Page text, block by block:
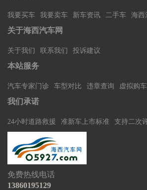
我要买车 我要卖车 新车资讯 二手车 海西
关于海西汽车网
关于我们 联系我们 投诉建议
本站服务
汽车专家门诊 车型对比 违章查询 虚拟购车
我们承诺
24小时道路救援 准新车上市标准 支持二次
免费热线电话
13860195129